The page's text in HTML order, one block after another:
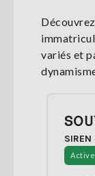
variés et
Active